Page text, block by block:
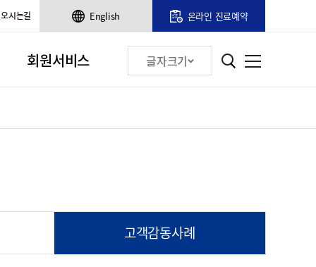
오시는길 English 온라인 진료예약
회원서비스 글자크기
고객감동사례